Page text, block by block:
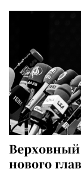
Верховный
нового